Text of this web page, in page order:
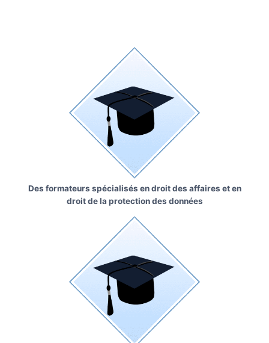
Des formateurs spécialisés en droit des affaires et en
droit de la protection des données